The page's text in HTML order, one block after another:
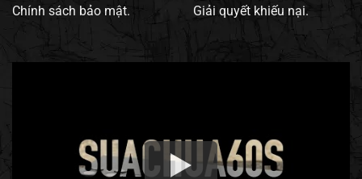
Chính sách bảo mật. Giải quyết khiếu nại.